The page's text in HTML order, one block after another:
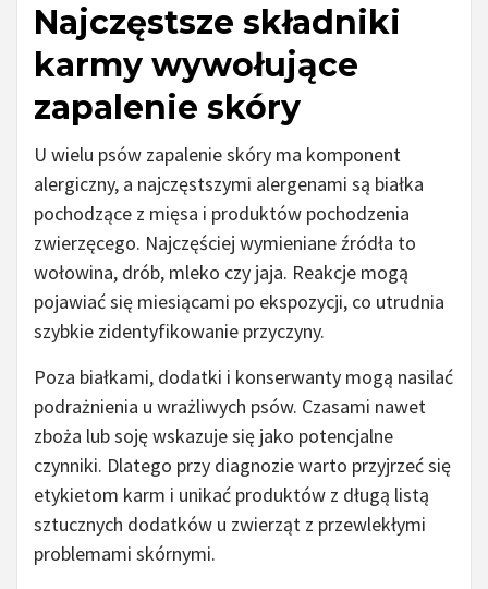
Najczęstsze składniki
karmy wywołujące
zapalenie skóry
U wielu psów zapalenie skóry ma komponent
alergiczny, a najczęstszymi alergenami są białka
pochodzące z mięsa i produktów pochodzenia
zwierzęcego. Najczęściej wymieniane źródła to
wołowina, drób, mleko czy jaja. Reakcje mogą
pojawiać się miesiącami po ekspozycji, co utrudnia
szybkie zidentyfikowanie przyczyny.
Poza białkami, dodatki i konserwanty mogą nasilać
podrażnienia u wrażliwych psów. Czasami nawet
zboża lub soję wskazuje się jako potencjalne
czynniki. Dlatego przy diagnozie warto przyjrzeć się
etykietom karm i unikać produktów z długą listą
sztucznych dodatków u zwierząt z przewlekłymi
problemami skórnymi.